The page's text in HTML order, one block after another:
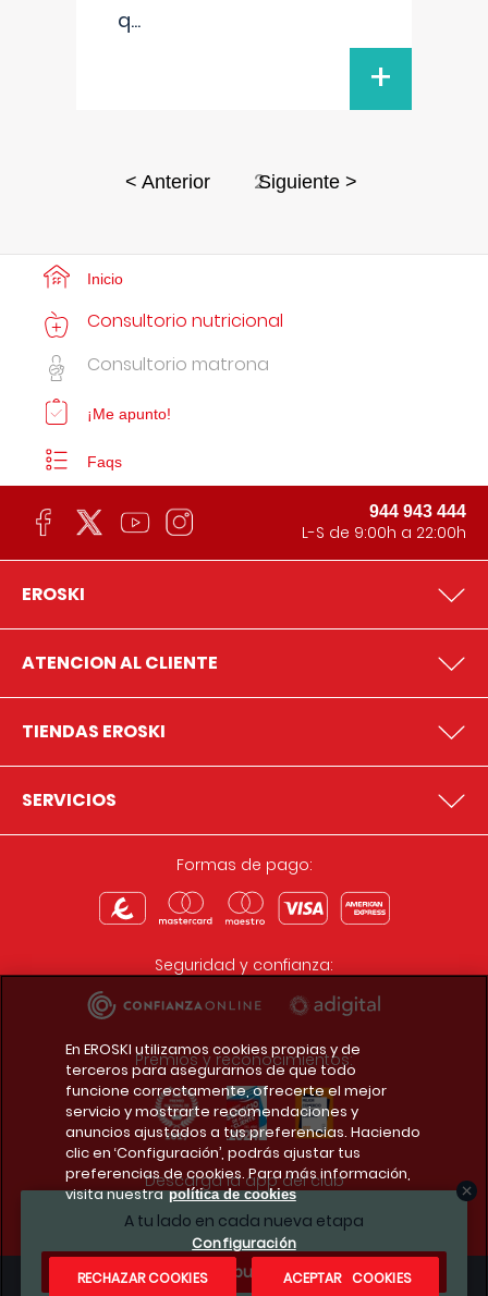
q...
+
< Anterior 2Siguiente >
A tu lado en cada nueva etapa
¿Te apuntas?
Inicio
Consultorio nutricional
Consultorio matrona
¡Me apunto!
Faqs
944 943 444
L-S de 9:00h a 22:00h
EROSKI
ATENCION AL CLIENTE
TIENDAS EROSKI
SERVICIOS
Formas de pago:
Seguridad y confianza:
Premios y reconocimientos:
Descarga la app del club
En EROSKI utilizamos cookies propias y de
terceros para asegurarnos de que todo
funcione correctamente, ofrecerte el mejor
servicio y mostrarte recomendaciones y
anuncios ajustados a tus preferencias. Haciendo
clic en ‘Configuración’, podrás ajustar tus
preferencias de cookies. Para más información,
visita nuestra política de cookies
Configuración
RECHAZAR COOKIES
ACEPTAR COOKIES